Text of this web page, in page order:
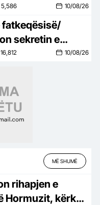
brenda njëriut
5,586 10/08/26
fatkeqësisë/
sekretin e
në trurin
16,812 10/08/26
MË SHUMË
rihapjen e
Hormuzit, kërkon